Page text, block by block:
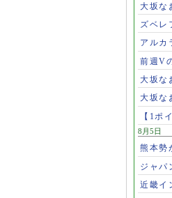
大坂な
ズベレ
アルカ
前週V
大坂な
大坂な
【1ポ
8月5日
熊本勢
ジャパ
近畿イ